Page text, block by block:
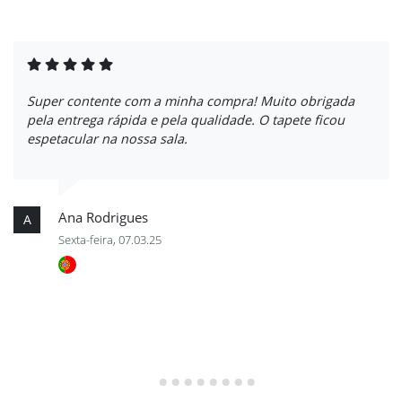
Super contente com a minha compra! Muito obrigada
pela entrega rápida e pela qualidade. O tapete ficou
espetacular na nossa sala.
A Ana Rodrigues
Sexta-feira, 07.03.25